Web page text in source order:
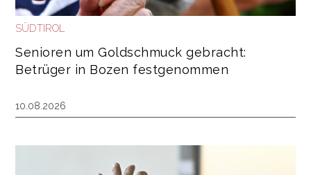
SÜDTIROL
Senioren um Goldschmuck gebracht:
Betrüger in Bozen festgenommen
10.08.2026